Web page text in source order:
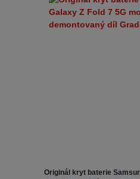
Originál kryt baterie